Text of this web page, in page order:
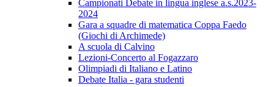
Campionati Debate in lingua inglese a.s.2023-
2024
Gara a squadre di matematica Coppa Faedo
(Giochi di Archimede)
A scuola di Calvino
Lezioni-Concerto al Fogazzaro
Olimpiadi di Italiano e Latino
Debate Italia - gara studenti